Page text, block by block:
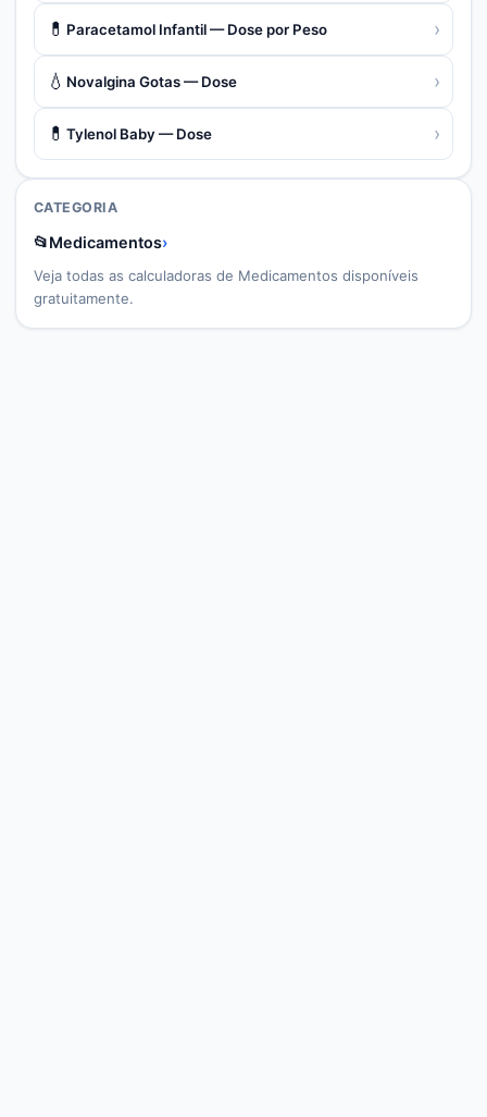
💊 Paracetamol Infantil — Dose por Peso ›
💧 Novalgina Gotas — Dose ›
💊 Tylenol Baby — Dose ›
CATEGORIA
📂Medicamentos›
Veja todas as calculadoras de Medicamentos disponíveis
gratuitamente.